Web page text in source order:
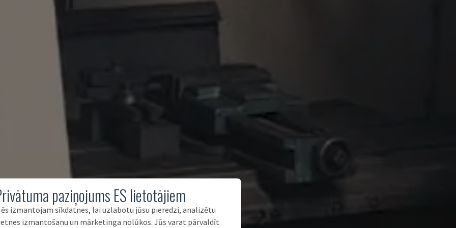
paziņojums ES lietotājiem
izmantojam sīkdatnes, lai uzlabotu jūsu pieredzi, analizētu
izmantošanu un mārketinga nolūkos. Jūs varat pārvaldīt